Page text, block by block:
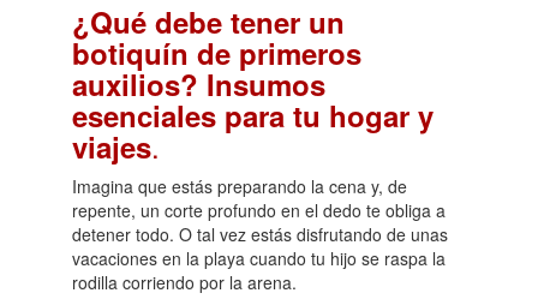
¿Qué debe tener un
botiquín de primeros
auxilios? Insumos
esenciales para tu hogar y
viajes.
Imagina que estás preparando la cena y, de
repente, un corte profundo en el dedo te obliga a
detener todo. O tal vez estás disfrutando de unas
vacaciones en la playa cuando tu hijo se raspa la
rodilla corriendo por la arena.